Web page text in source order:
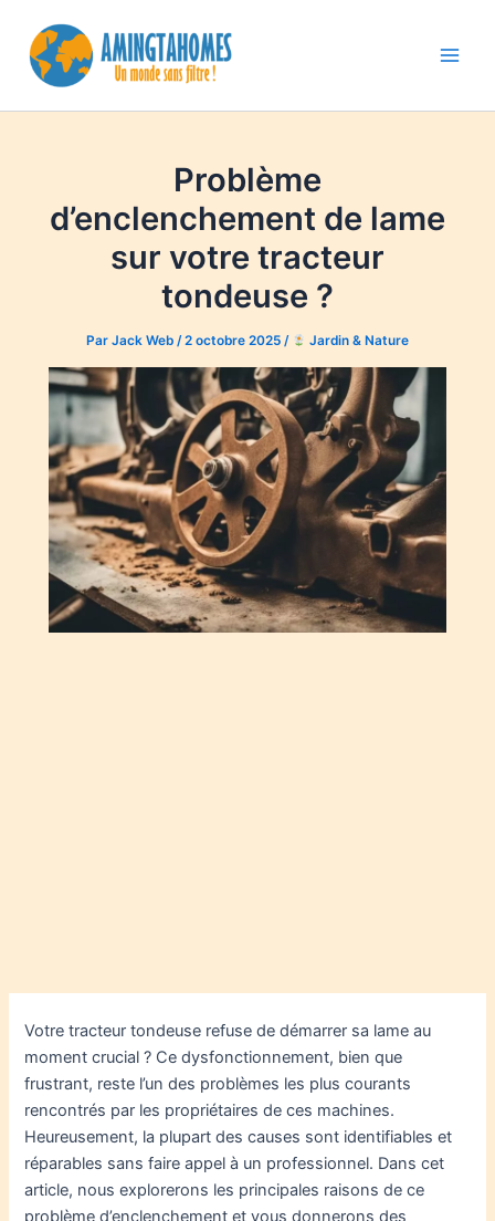
contenu
Problème
d’enclenchement de lame
sur votre tracteur
tondeuse ?
Par Jack Web /2 octobre 2025 / Jardin & Nature
Votre tracteur tondeuse refuse de démarrer sa lame au
moment crucial ? Ce dysfonctionnement, bien que
frustrant, reste l’un des problèmes les plus courants
rencontrés par les propriétaires de ces machines.
Heureusement, la plupart des causes sont identifiables et
réparables sans faire appel à un professionnel. Dans cet
article, nous explorerons les principales raisons de ce
problème d’enclenchement et vous donnerons des